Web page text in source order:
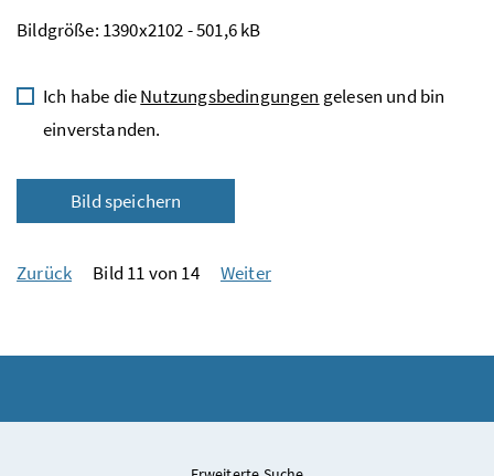
Bildgröße: 1390x2102 - 501,6 kB
Ich habe dieNutzungsbedingungen gelesen und bin
einverstanden.
Bild speichern
Zurück Bild 11 von 14 Weiter